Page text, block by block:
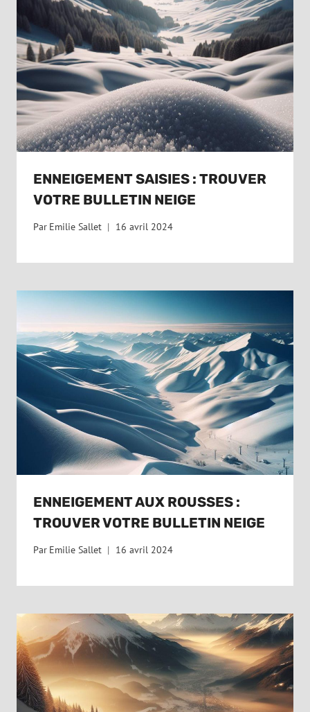
ENNEIGEMENT SAISIES : TROUVER
VOTRE BULLETIN NEIGE
Par Emilie Sallet 16 avril 2024
ENNEIGEMENT AUX ROUSSES :
TROUVER VOTRE BULLETIN NEIGE
Par Emilie Sallet 16 avril 2024